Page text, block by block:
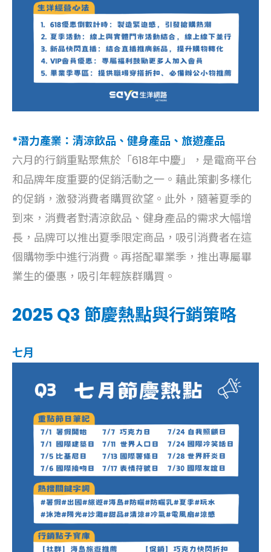
*潛力產業：清涼飲品、健身產品、旅遊產品
六月的行銷重點聚焦於「618年中慶」，是電商平台
和品牌年度重要的促銷活動之一。藉此策劃多樣化
的促銷，激發消費者購買欲望。此外，隨著夏季的
到來，消費者對清涼飲品、健身產品的需求大幅增
長，品牌可以推出夏季限定商品，吸引消費者在這
個購物季中進行消費。再搭配畢業季，推出專屬畢
業生的優惠，吸引年輕族群購買。
2025 Q3 節慶熱點與行銷策略
七月